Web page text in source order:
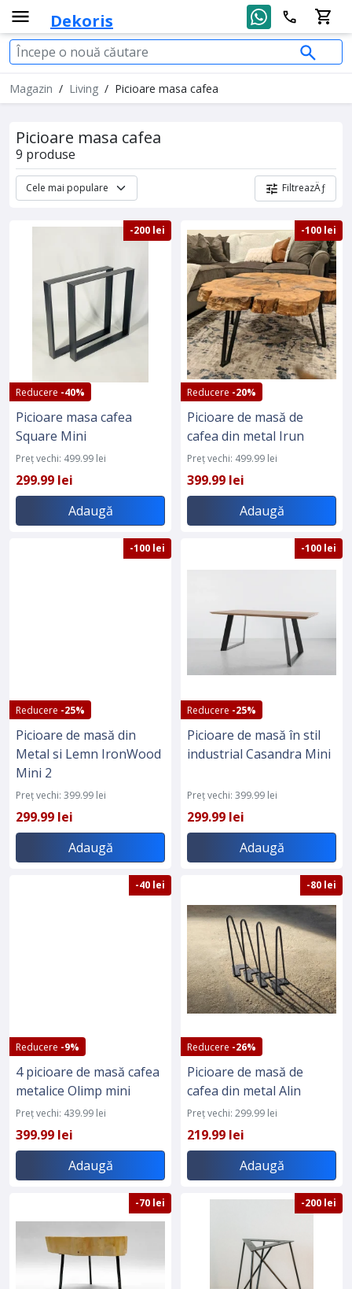
Dekoris
Magazin / Living / Picioare masa cafea
Picioare masa cafea
9 produse
FiltreazÄƒ
Reducere -40%
-200 lei
Picioare masa cafea
Square Mini
Preț vechi: 499.99 lei
299.99 lei
Adaugă
Reducere -20%
-100 lei
Picioare de masă de
cafea din metal Irun
Preț vechi: 499.99 lei
399.99 lei
Adaugă
Reducere -25%
-100 lei
Picioare de masă din
Metal si Lemn IronWood
Mini 2
Preț vechi: 399.99 lei
299.99 lei
Adaugă
Reducere -25%
-100 lei
Picioare de masă în stil
industrial Casandra Mini
Preț vechi: 399.99 lei
299.99 lei
Adaugă
Reducere -9%
-40 lei
4 picioare de masă cafea
metalice Olimp mini
Preț vechi: 439.99 lei
399.99 lei
Adaugă
Reducere -26%
-80 lei
Picioare de masă de
cafea din metal Alin
Preț vechi: 299.99 lei
219.99 lei
Adaugă
-70 lei -200 lei